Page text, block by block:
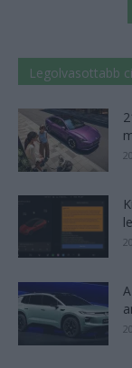
Legolvasottabb